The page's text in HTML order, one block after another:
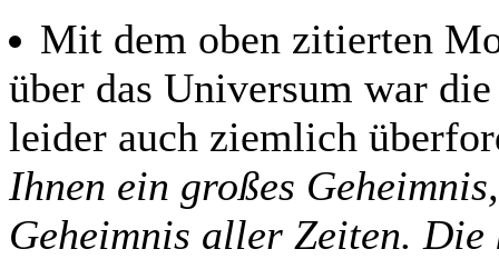
Mit dem oben zitierten
über das Universum war
leider auch ziemlich
Ihnen ein großes
Geheimnis aller Zeiten.